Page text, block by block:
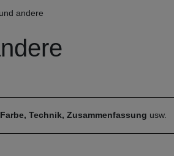
andere
Technik, Zusammenfassung usw.